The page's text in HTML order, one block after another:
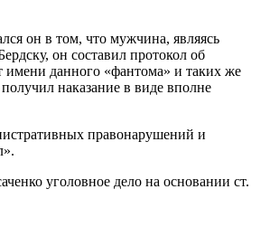
он в том, что мужчина, являясь
он составил протокол об
имени данного «фантома» и таких же
наказание в виде вполне
правонарушений и
уголовное дело на основании ст.